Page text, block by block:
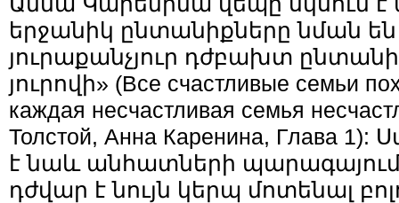
երջանիկ ընտանիքները նման են
յուրաքանչյուր դժբախտ
յուրովի» (Все счастливые семьи
каждая несчастливая семья
Толстой, Анна Каренина, Глава
է նաև անհատների
դժվար է նույն կերպ մոտենալ